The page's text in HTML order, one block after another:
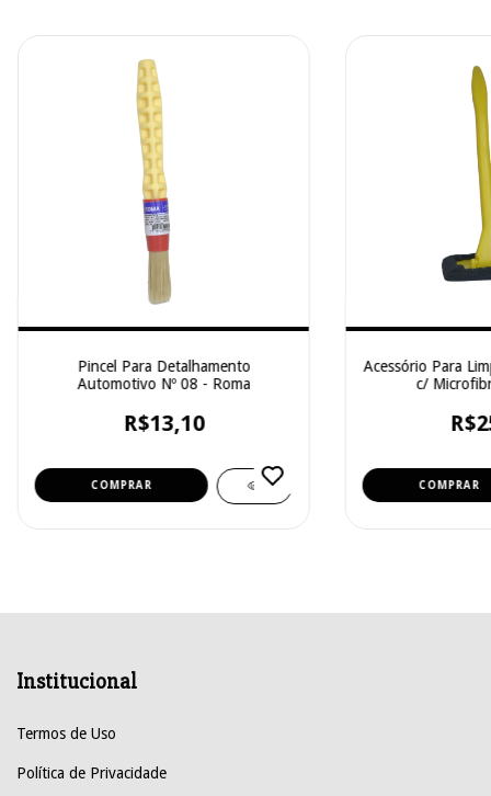
Pincel Para Detalhamento
Automotivo Nº 08 - Roma
R$13,10
Acessório Para
c/
Institucional
Termos de Uso
Política de Privacidade